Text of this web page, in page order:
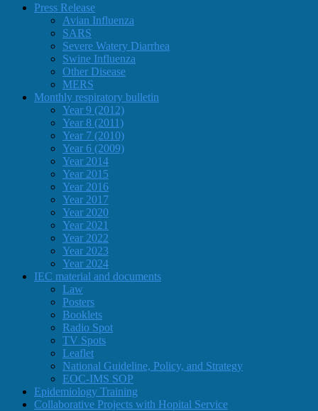
Press Release
Avian Influenza
SARS
Severe Watery Diarrhea
Swine Influenza
Other Disease
MERS
Monthly respiratory bulletin
Year 9 (2012)
Year 8 (2011)
Year 7 (2010)
Year 6 (2009)
Year 2014
Year 2015
Year 2016
Year 2017
Year 2020
Year 2021
Year 2022
Year 2023
Year 2024
IEC material and documents
Law
Posters
Booklets
Radio Spot
TV Spots
Leaflet
National Guideline, Policy, and Strategy
EOC-IMS SOP
Epidemiology Training
Collaborative Projects with Hopital Service